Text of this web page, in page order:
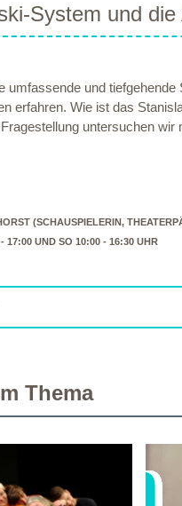
System und
umfassende und
erfahren. Wie ist das
untersuchen wir
(SCHAUSPIELERIN,
17:00 UND SO 10:00 - 16:30 UHR
Thema